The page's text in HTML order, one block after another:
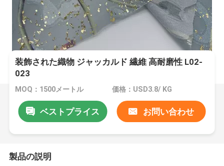
装飾された織物 ジャッカルド 繊維 高耐磨性 L02-
023
MOQ：1500メートル 価格：USD3.8/ KG
ベストプライス お問い合わせ
製品の説明